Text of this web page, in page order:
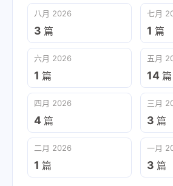
八月 2026
3 篇
七月
1 篇
六月 2026
1 篇
五月
14 篇
四月 2026
4 篇
三月
3 篇
二月 2026
1 篇
一月
3 篇